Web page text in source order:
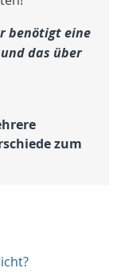
benötigt eine
das über
zum